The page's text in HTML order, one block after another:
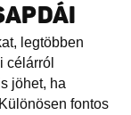
legtöbben
célárról
jöhet, ha
fontos